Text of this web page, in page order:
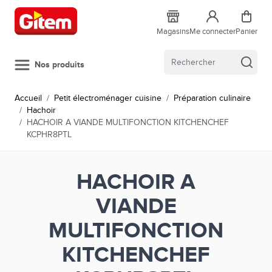
Allez au contenu
MagasinsMe connecterPanier
Nos produits
Accueil / Petit électroménager cuisine / Préparation culinaire
/ Hachoir
/ HACHOIR A VIANDE MULTIFONCTION KITCHENCHEF
KCPHR8PTL
HACHOIR A
VIANDE
MULTIFONCTION
KITCHENCHEF